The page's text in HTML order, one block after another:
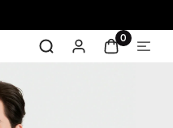
0